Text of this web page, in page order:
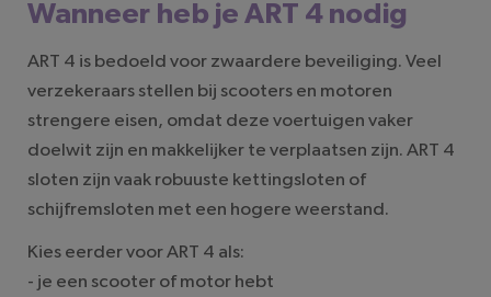
Wanneer heb je ART 4 nodig
ART 4 is bedoeld voor zwaardere beveiliging. Veel
verzekeraars stellen bij scooters en motoren
strengere eisen, omdat deze voertuigen vaker
doelwit zijn en makkelijker te verplaatsen zijn. ART 4
sloten zijn vaak robuuste kettingsloten of
schijfremsloten met een hogere weerstand.
Kies eerder voor ART 4 als:
- je een scooter of motor hebt